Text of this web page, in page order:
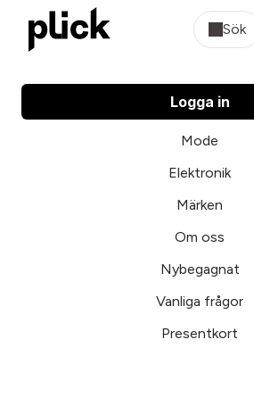
Sök
Logga in
Mode
Elektronik
Märken
Om oss
Nybegagnat
Vanliga frågor
Presentkort